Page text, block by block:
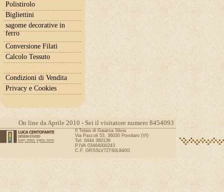
Polistirolo
Bigliettini
sagome decorative in
ferro
Conversione Filati
Calcolo Tessuto
Condizioni di Vendita
Privacy e Cookies
On line da Aprile 2010 - Sei il visitatore numero 8454093
Il Telaio di Gaiarsa Silvia
Via Pascoli 53, 36030 Povolaro (VI)
Tel: 0444 360136
P.IVA 03464000243
C.F. GRSSLV72T60L840G